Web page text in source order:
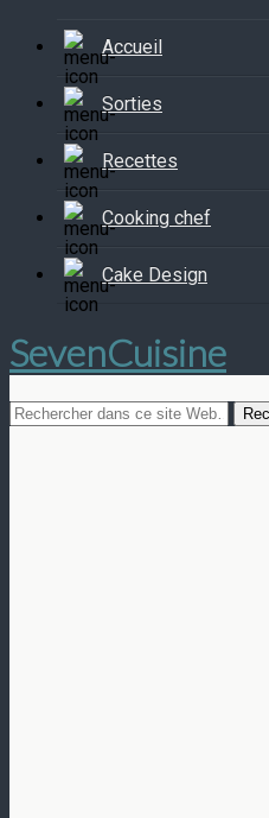
Accueil
Sorties
Recettes
Cooking chef
Cake Design
SevenCuisine